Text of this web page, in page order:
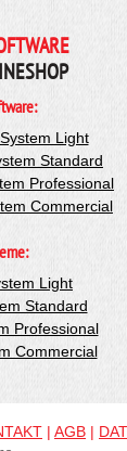
Light
Standard
Professional
Commercial
Light
Standard
Professional
Commercial
| AGB |